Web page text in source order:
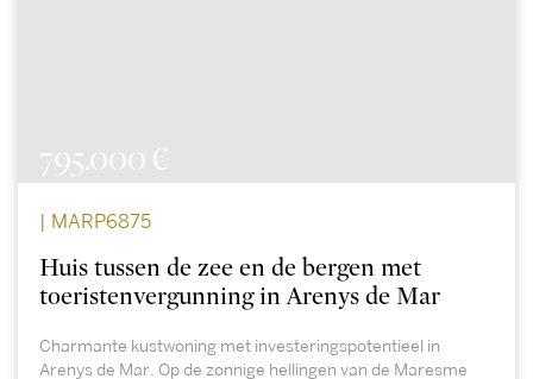
795.000 €
| MARP6875
Huis tussen de zee en de bergen met
toeristenvergunning in Arenys de Mar
Charmante kustwoning met investeringspotentieel in
Arenys de Mar. Op de zonnige hellingen van de Maresme